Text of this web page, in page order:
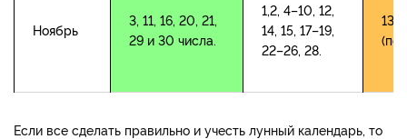
Ноябрь
3, 11, 16, 20, 21,
29 и 30 числа.
1,2, 4–10, 12,
14, 15, 17–19,
22–26, 28.
13
Если все сделать правильно и учесть лунный календарь, то